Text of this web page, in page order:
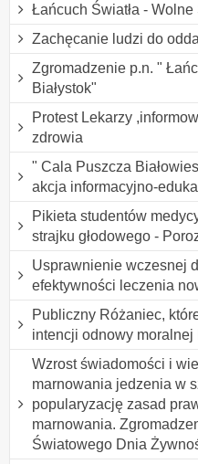
Łańcuch Światła - Wolne
Zachęcanie ludzi do
Zgromadzenie p.n. "
Białystok"
Protest Lekarzy
zdrowia
" Cala Puszcza
akcja informacyjno-
Pikieta studentów
strajku głodowego -
Usprawnienie wczesnej
efektywności leczenia
Publiczny Różaniec,
intencji odnowy
Wzrost świadomości i
marnowania jedzenia w
popularyzację zasad
marnowania.
Światowego Dnia